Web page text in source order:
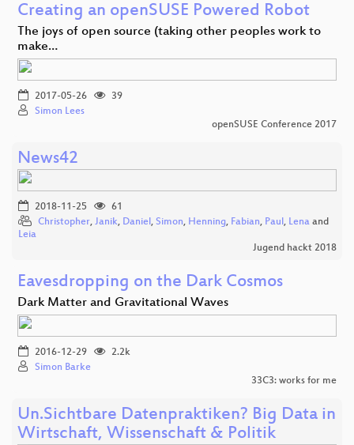
Creating an openSUSE Powered Robot
The joys of open source (taking other peoples work to
make…
2017-05-26
39
Simon Lees
openSUSE Conference 2017
News42
2018-11-25
61
Christopher, Janik, Daniel, Simon, Henning, Fabian, Paul, Lena and
Leia
Jugend hackt 2018
Eavesdropping on the Dark Cosmos
Dark Matter and Gravitational Waves
2016-12-29
2.2k
Simon Barke
33C3: works for me
Un.Sichtbare Datenpraktiken? Big Data in
Wirtschaft, Wissenschaft & Politik